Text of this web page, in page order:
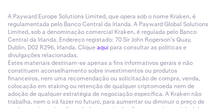
A Payward Europe Solutions Limited, que opera sob o nome Kraken, é
regulamentada pelo Banco Central da Irlanda. A Payward Global Solutions
Limited, sob a denominação comercial Kraken, é regulada pelo Banco
Central da Irlanda. Endereço registado: 70 Sir John Rogerson’s Quay,
Dublin, D02 R296, Irlanda. Cliqueaqui para consultar as políticas e
divulgações relacionadas.
Estes materiais destinam-se apenas a fins informativos gerais e não
constituem aconselhamento sobre investimentos ou produtos
financeiros, nem uma recomendação ou solicitação de compra, venda,
colocação em staking ou retenção de qualquer criptomoeda nem de
adoção de qualquer estratégia de negociação específica. A Kraken não
trabalha, nem o irá fazer no futuro, para aumentar ou diminuir o preço de